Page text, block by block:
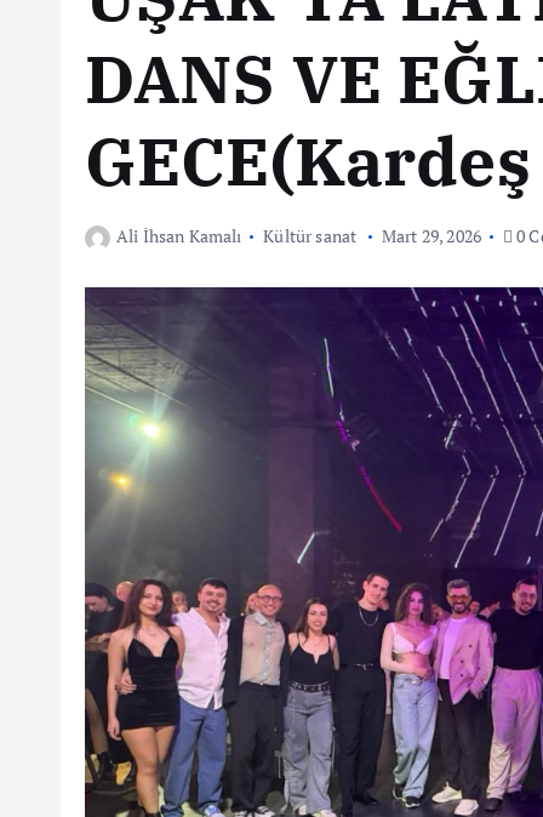
DANS VE
Ali İhsan Kamalı Kültür sanat Mart 29, 2026 0